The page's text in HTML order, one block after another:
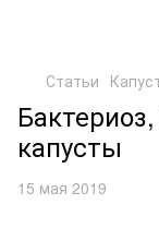
Статьи
капусты
15 мая 2019